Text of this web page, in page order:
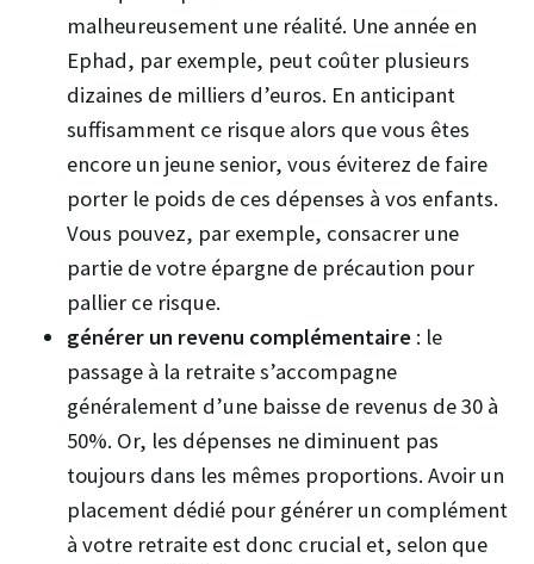
malheureusement une réalité. Une année en
Ephad, par exemple, peut coûter plusieurs
dizaines de milliers d’euros. En anticipant
suffisamment ce risque alors que vous êtes
encore un jeune senior, vous éviterez de faire
porter le poids de ces dépenses à vos enfants.
Vous pouvez, par exemple, consacrer une
partie de votre épargne de précaution pour
pallier ce risque.
générer un revenu complémentaire : le
passage à la retraite s’accompagne
généralement d’une baisse de revenus de 30 à
50%. Or, les dépenses ne diminuent pas
toujours dans les mêmes proportions. Avoir un
placement dédié pour générer un complément
à votre retraite est donc crucial et, selon que